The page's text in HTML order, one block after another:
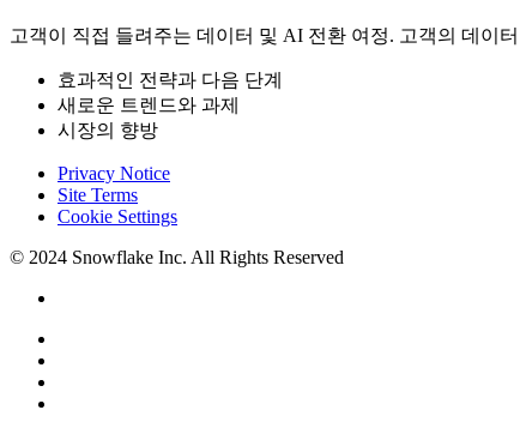
고객이 직접 들려주는 데이터 및 AI 전환 여정. 고객의 데이
효과적인 전략과 다음 단계
새로운 트렌드와 과제
시장의 향방
Privacy Notice
Site Terms
Cookie Settings
© 2024 Snowflake Inc. All Rights Reserved